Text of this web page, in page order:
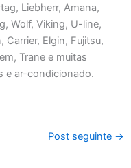
Liebherr, Amana,
Wolf, Viking, U-line,
Carrier, Elgin, Fujitsu,
Trane e muitas
e ar-condicionado.
Post seguinte →